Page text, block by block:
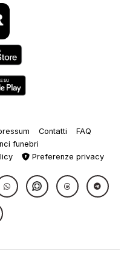
Contatti
FAQ
funebri
Preferenze privacy